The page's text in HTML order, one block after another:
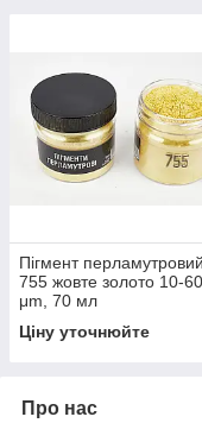
Пігмент перламутровий
755 жовте золото 10-60
μm, 70 мл
Ціну уточнюйте
Про нас